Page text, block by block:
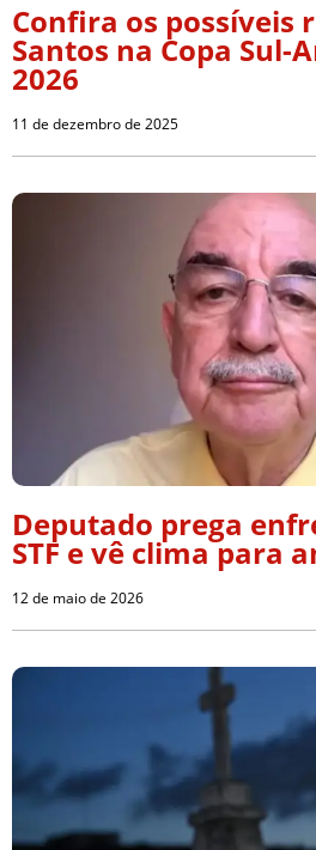
Confira os possíveis
Santos na Copa Sul-
2026
11 de dezembro de 2025
Deputado prega
STF e vê clima para
12 de maio de 2026